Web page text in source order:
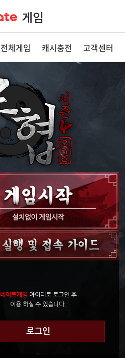
전체게임 캐시충전 고객센터
네이트게임 아이디로 로그인 후
이용 하실 수 있습니다.
로그인